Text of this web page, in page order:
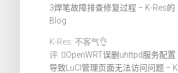
3焊笔故障排查修复过程 – K-Res的
Blog
K-Res: 不客气👌
评:
OpenWRT误删uhttpd服务配置
导致LuCI管理页面无法访问问题 – K